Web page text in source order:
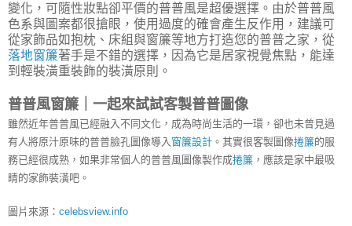
變化，可隨性妝點卻平價的普普風是超優選擇。由於普普風
色系與圖案都很搶眼，使用過度的確會產生反作用，建議可
從家飾品如抱枕、床組與窗簾等地方打造您的普普之家，從
落地窗簾著手是不錯的選擇，因為它是居家視覺焦點，能達
到輕裝潢重裝飾的裝潢原則。
普普風窗簾｜一起來試試客製普普圖像
雖然近年普普風已經融入不同文化，成為時尚生活的一環，卻也未曾見過
有人將原汁原味的普普臉孔圖像導入 窗簾設計 。其實很客製圖像捲簾的服
務已經很成熟，如果非常個人的普普風圖像製作成捲簾 ，應該是家中最吸
睛的家飾裝潢吧。
圖片來源： celebsview.info